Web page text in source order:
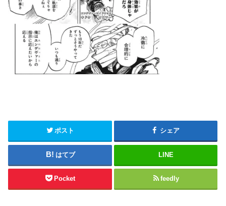
ポスト シェア
はてブ LINE
Pocket feedly